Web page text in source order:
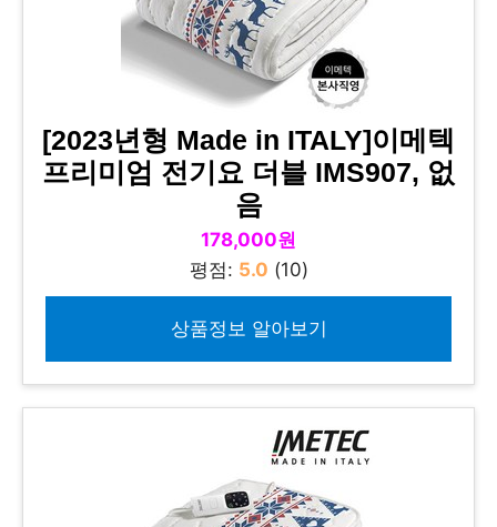
[2023년형 Made in ITALY]이메텍
프리미엄 전기요 더블 IMS907, 없
음
178,000원
평점: 5.0 (10)
상품정보 알아보기